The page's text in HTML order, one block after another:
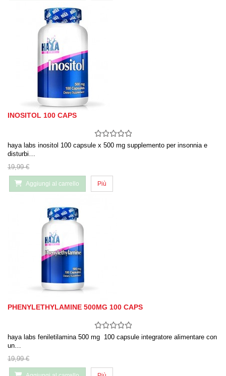
INOSITOL 100 CAPS
haya labs inositol 100 capsule x 500 mg supplemento per insonnia e
disturbi…
19,99 €
Aggiungi al carrello Più
PHENYLETHYLAMINE 500MG 100 CAPS
haya labs feniletilamina 500 mg 100 capsule integratore alimentare con
un…
19,99 €